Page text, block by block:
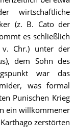
wirtschaftliche
(z. B. Cato der
es schließlich
v. Chr.) unter der
dem Sohn des
war das
was formal
Punischen Krieg
ein willkommener
zerstörten